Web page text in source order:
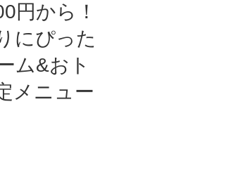
円から！
にぴった
ム&おト
メニュー